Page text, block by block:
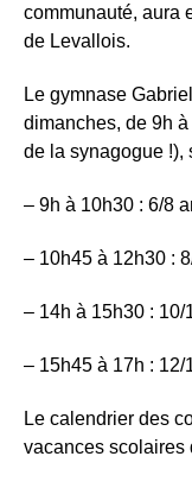
communauté, aura
de Levallois.
Le gymnase
dimanches, de 9h
de la synagogue !),
– 9h à 10h30 : 6/8
– 10h45 à 12h30 :
– 14h à 15h30 : 10/
– 15h45 à 17h : 12/
Le calendrier des
vacances scolaires